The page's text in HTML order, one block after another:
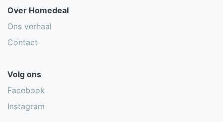
Over Homedeal
Ons verhaal
Contact
Volg ons
Facebook
Instagram